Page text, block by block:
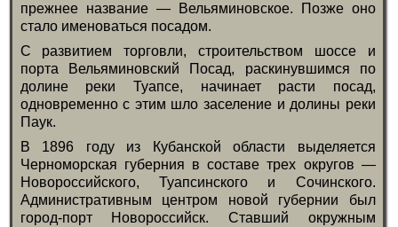
прежнее название — Вельяминовское. Позже оно
стало именоваться посадом.
С развитием торговли, строительством шоссе и
порта Вельяминовский Посад, раскинувшимся по
долине реки Туапсе, начинает расти посад,
одновременно с этим шло заселение и долины реки
Паук.
В 1896 году из Кубанской области выделяется
Черноморская губерния в составе трех округов —
Новороссийского, Туапсинского и Сочинского.
Административным центром новой губернии был
город-порт Новороссийск. Ставший окружным